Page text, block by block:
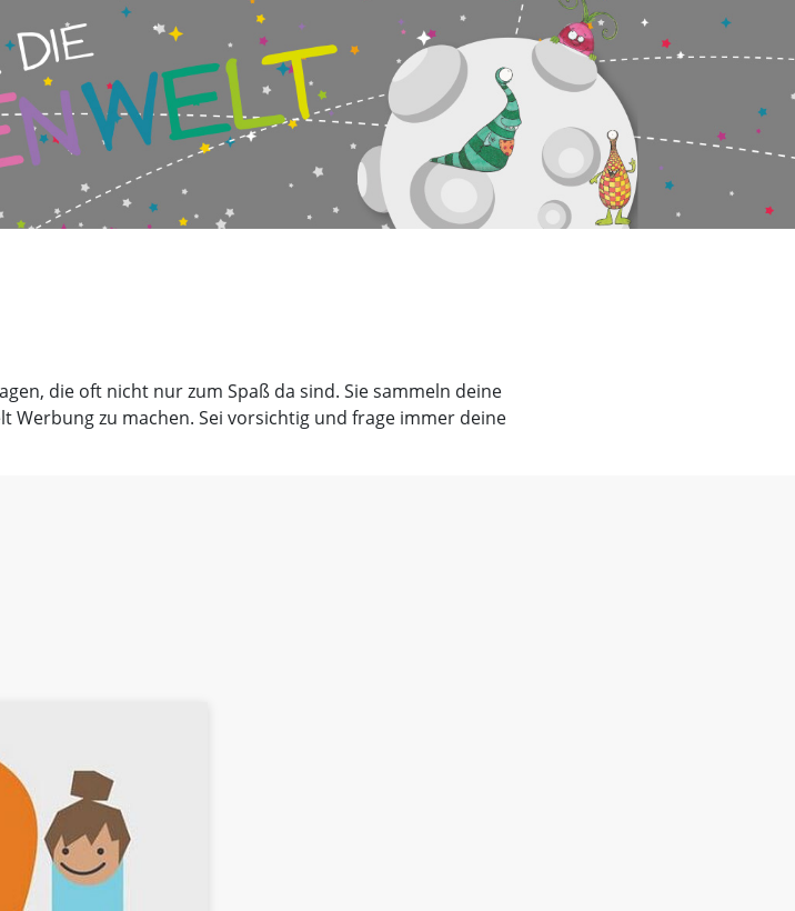
die oft nicht nur zum Spaß da sind. Sie sammeln deine
Werbung zu machen. Sei vorsichtig und frage immer deine